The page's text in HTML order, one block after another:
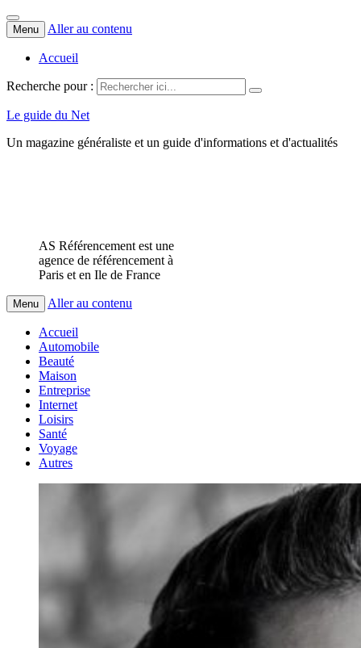
Menu Aller au contenu
Accueil
Recherche pour :
Le guide du Net
Un magazine généraliste et un guide d'informations et d'actualités
AS Référencement est une
agence de référencement à
Paris et en Ile de France
Menu Aller au contenu
Accueil
Automobile
Beauté
Maison
Entreprise
Internet
Loisirs
Santé
Voyage
Autres